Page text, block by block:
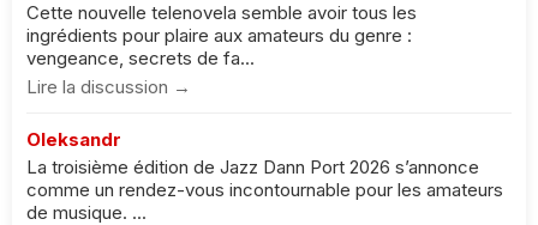
Cette nouvelle telenovela semble avoir tous les
ingrédients pour plaire aux amateurs du genre :
vengeance, secrets de fa...
Lire la discussion →
Oleksandr
La troisième édition de Jazz Dann Port 2026 s’annonce
comme un rendez-vous incontournable pour les amateurs
de musique. ...